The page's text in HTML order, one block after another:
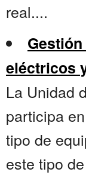
real....
eléctricos
La Unidad
participa
tipo de
este tipo